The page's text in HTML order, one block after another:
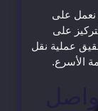
نعمل على
على
عملية نقل
الأسرع.